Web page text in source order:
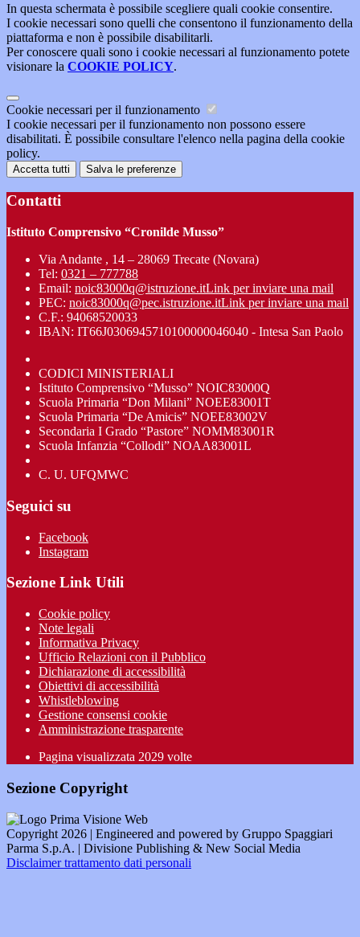
In questa schermata è possibile scegliere quali cookie consentire.
I cookie necessari sono quelli che consentono il funzionamento della
piattaforma e non è possibile disabilitarli.
Per conoscere quali sono i cookie necessari al funzionamento potete
visionare la COOKIE POLICY.
Cookie necessari per il funzionamento
I cookie necessari per il funzionamento non possono essere
disabilitati. È possibile consultare l'elenco nella pagina della cookie
policy.
Accetta tutti Salva le preferenze
Contatti
Istituto Comprensivo “Cronilde Musso”
Via Andante , 14 – 28069 Trecate (Novara)
Tel: 0321 – 777788
Email: noic83000q@istruzione.itLink per inviare una mail
PEC: noic83000q@pec.istruzione.itLink per inviare una mail
C.F.: 94068520033
IBAN: IT66J0306945710100000046040 - Intesa San Paolo
CODICI MINISTERIALI
Istituto Comprensivo “Musso” NOIC83000Q
Scuola Primaria “Don Milani” NOEE83001T
Scuola Primaria “De Amicis” NOEE83002V
Secondaria I Grado “Pastore” NOMM83001R
Scuola Infanzia “Collodi” NOAA83001L
C. U. UFQMWC
Seguici su
Facebook
Instagram
Sezione Link Utili
Cookie policy
Note legali
Informativa Privacy
Ufficio Relazioni con il Pubblico
Dichiarazione di accessibilità
Obiettivi di accessibilità
Whistleblowing
Gestione consensi cookie
Amministrazione trasparente
Pagina visualizzata 2029 volte
Sezione Copyright
Copyright 2026 | Engineered and powered by Gruppo Spaggiari
Parma S.p.A. | Divisione Publishing & New Social Media
Disclaimer trattamento dati personali